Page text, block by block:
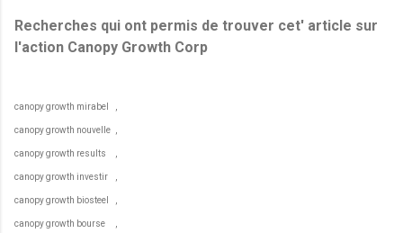
Recherches qui ont permis de trouver cet' article sur
l'action Canopy Growth Corp
canopy growth mirabel ,
canopy growth nouvelle ,
canopy growth results ,
canopy growth investir ,
canopy growth biosteel ,
canopy growth bourse ,